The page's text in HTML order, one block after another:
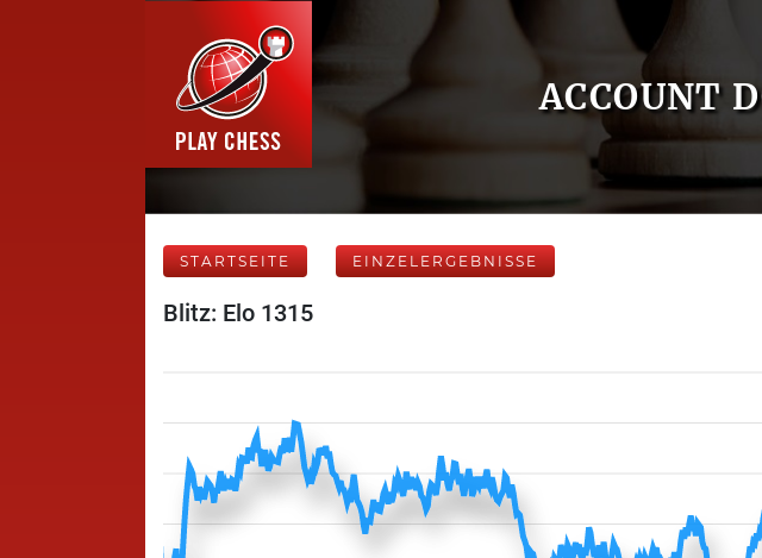
ACCOUNT
STARTSEITE EINZELERGEBNISSE
Blitz: Elo 1315